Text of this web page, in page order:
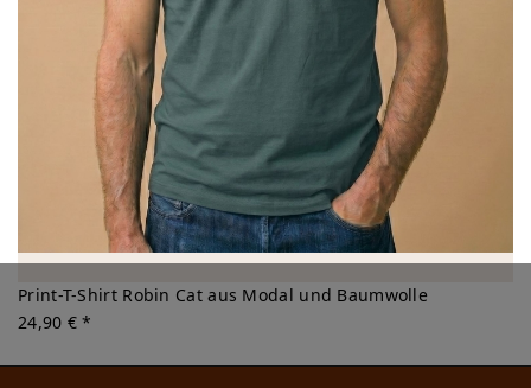
Print-T-Shirt Robin Cat aus Modal und Baumwolle
24,90 € *